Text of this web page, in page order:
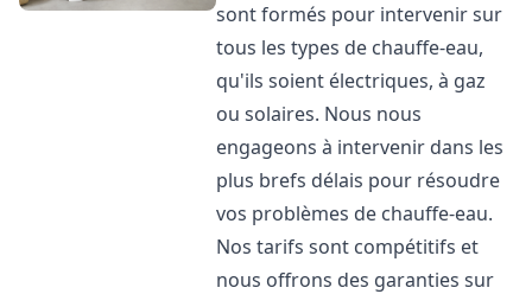
sont formés pour intervenir sur
tous les types de chauffe-eau,
qu'ils soient électriques, à gaz
ou solaires. Nous nous
engageons à intervenir dans les
plus brefs délais pour résoudre
vos problèmes de chauffe-eau.
Nos tarifs sont compétitifs et
nous offrons des garanties sur